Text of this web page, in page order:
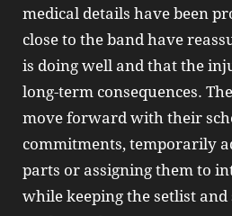
medical details have been
close to the band have
is doing well and that the
long‑term consequences.
move forward with their
commitments, temporarily
parts or assigning them to
while keeping the setlist